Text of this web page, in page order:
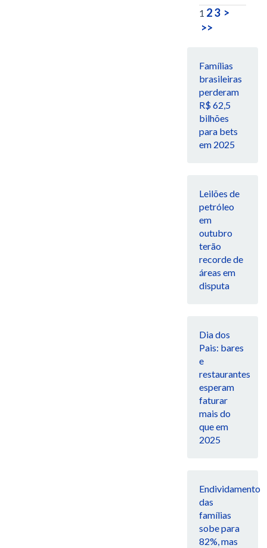
1 23 >
>>
Famílias
brasileiras
perderam
R$ 62,5
bilhões
para bets
em 2025
Leilões de
petróleo
em
outubro
terão
recorde de
áreas em
disputa
Dia dos
Pais: bares
e
restaurantes
esperam
faturar
mais do
que em
2025
Endividamento
das
famílias
sobe para
82%, mas